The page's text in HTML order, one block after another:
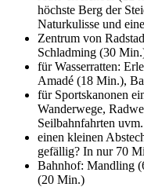
höchste Berg der
Naturkulisse und
Zentrum von
Schladming (30
für Wasserratten:
Amadé (18 Min.),
für Sportskanonen
Wanderwege,
Seilbahnfahrten uvm.
einen kleinen
gefällig? In nur 70
Bahnhof: Mandling
(20 Min.)